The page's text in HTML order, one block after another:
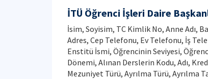
İTÜ Öğrenci İşleri Daire
İsim, Soyisim, TC Kimlik No, Anne Adı,
Adres, Cep Telefonu, Ev Telefonu, İş
Enstitü İsmi, Öğrencinin Seviyesi,
Dönemi, Alınan Derslerin Kodu, Adı,
Mezuniyet Türü, Ayrılma Türü, Ayrılma